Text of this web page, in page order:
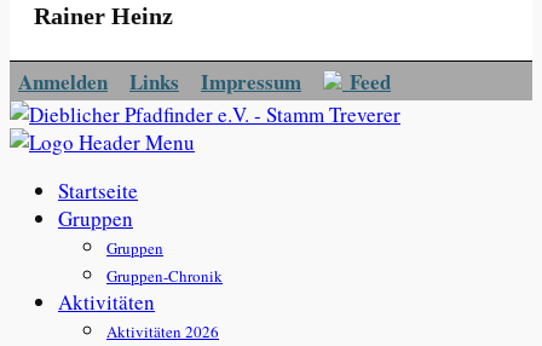
Rainer Heinz
Anmelden Links Impressum Feed
Startseite
Gruppen
Gruppen
Gruppen-Chronik
Aktivitäten
Aktivitäten 2026